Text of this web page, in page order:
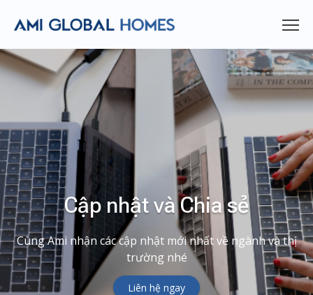
Cập nhật và Chia sẻ
Cùng Ami nhận các cập nhật mới nhất về ngành và thị
trường nhé
Liên hệ ngay